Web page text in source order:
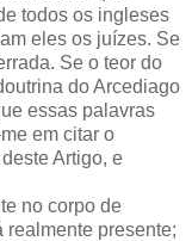
todos os ingleses
eles os juízes. Se
Se o teor do
do Arcediago
essas palavras
em citar o
Artigo, e
no corpo de
realmente presente;